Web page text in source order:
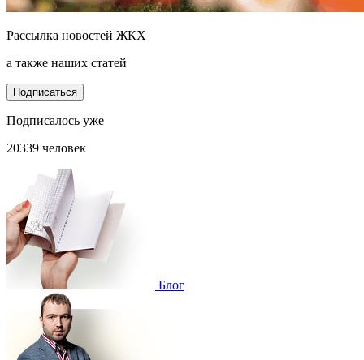
Рассылка новостей ЖКХ
а также наших статей
Подписаться
Подписалось уже
20339 человек
Блог